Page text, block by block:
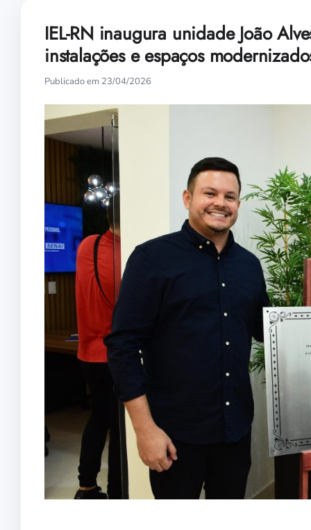
IEL-RN inaugura unidade João
instalações e espaços
Publicado em 23/04/2026